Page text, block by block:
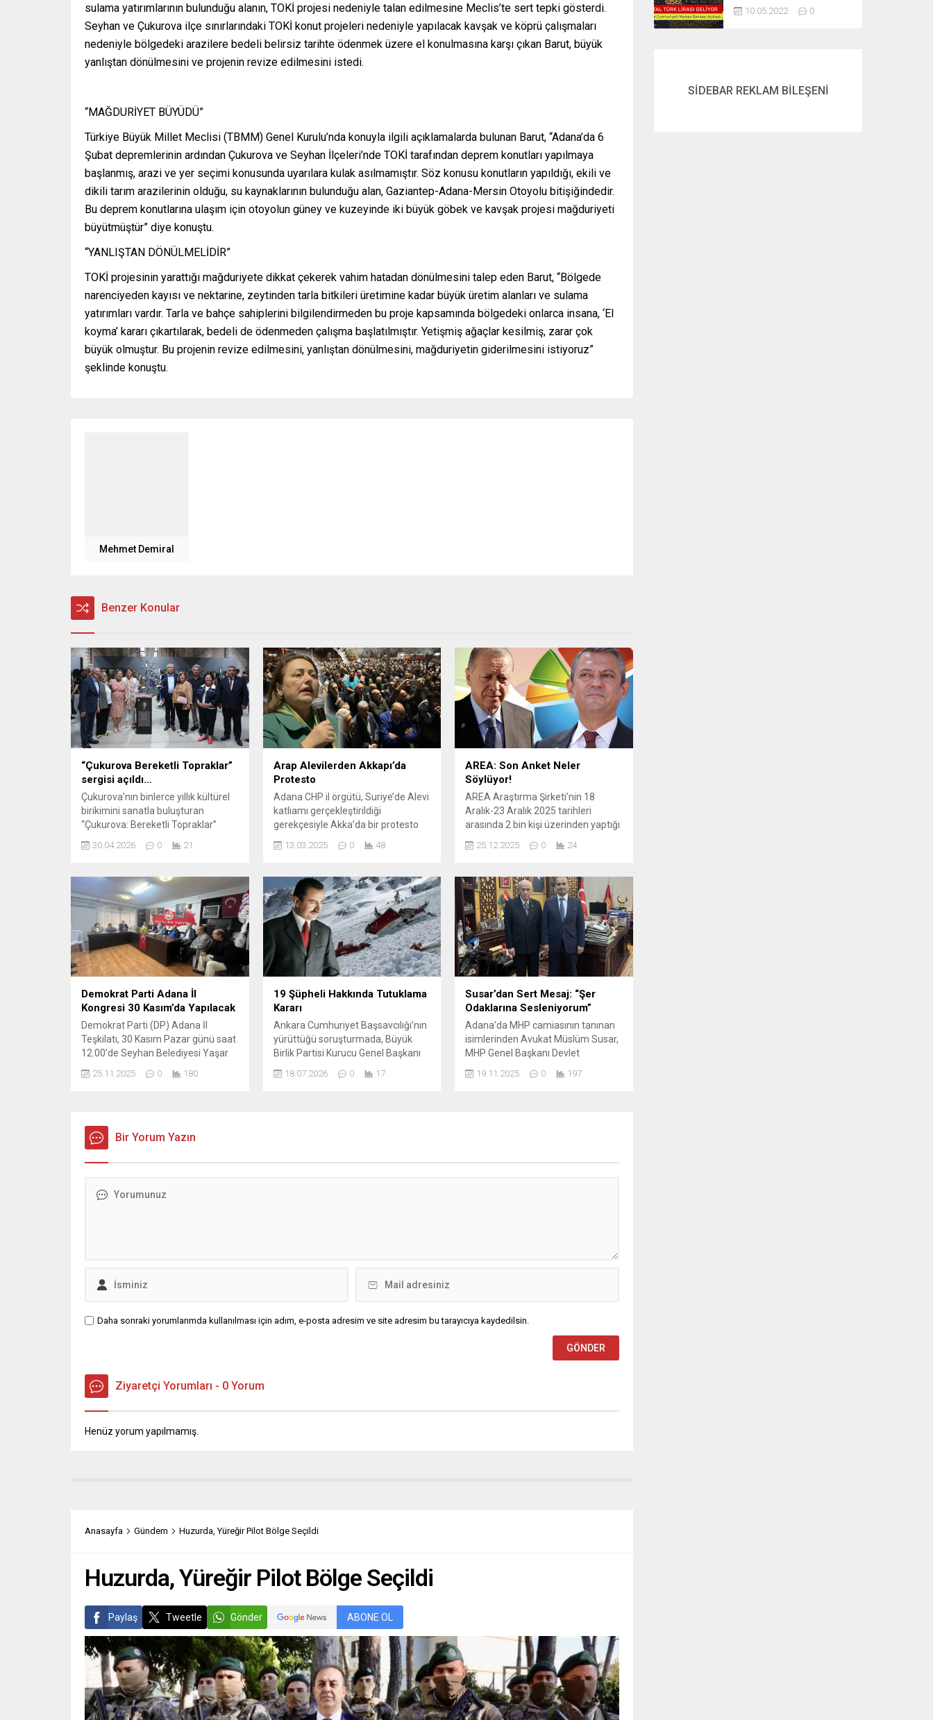
sulama yatırımlarının bulunduğu alanın, TOKİ projesi nedeniyle talan edilmesine Meclis’te sert tepki gösterdi.
Seyhan ve Çukurova ilçe sınırlarındaki TOKİ konut projeleri nedeniyle yapılacak kavşak ve köprü çalışmaları
nedeniyle bölgedeki arazilere bedeli belirsiz tarihte ödenmek üzere el konulmasına karşı çıkan Barut, büyük
yanlıştan dönülmesini ve projenin revize edilmesini istedi.
“MAĞDURİYET BÜYÜDÜ”
Türkiye Büyük Millet Meclisi (TBMM) Genel Kurulu’nda konuyla ilgili açıklamalarda bulunan Barut, “Adana’da 6
Şubat depremlerinin ardından Çukurova ve Seyhan İlçeleri’nde TOKİ tarafından deprem konutları yapılmaya
başlanmış, arazi ve yer seçimi konusunda uyarılara kulak asılmamıştır. Söz konusu konutların yapıldığı, ekili ve
dikili tarım arazilerinin olduğu, su kaynaklarının bulunduğu alan, Gaziantep-Adana-Mersin Otoyolu bitişiğindedir.
Bu deprem konutlarına ulaşım için otoyolun güney ve kuzeyinde iki büyük göbek ve kavşak projesi mağduriyeti
büyütmüştür” diye konuştu.
“YANLIŞTAN DÖNÜLMELİDİR”
TOKİ projesinin yarattığı mağduriyete dikkat çekerek vahim hatadan dönülmesini talep eden Barut, “Bölgede
narenciyeden kayısı ve nektarine, zeytinden tarla bitkileri üretimine kadar büyük üretim alanları ve sulama
yatırımları vardır. Tarla ve bahçe sahiplerini bilgilendirmeden bu proje kapsamında bölgedeki onlarca insana, ‘El
koyma’ kararı çıkartılarak, bedeli de ödenmeden çalışma başlatılmıştır. Yetişmiş ağaçlar kesilmiş, zarar çok
büyük olmuştur. Bu projenin revize edilmesini, yanlıştan dönülmesini, mağduriyetin giderilmesini istiyoruz”
şeklinde konuştu.
Mehmet Demiral
Benzer Konular
“Çukurova Bereketli Topraklar”
sergisi açıldı…
Çukurova’nın binlerce yıllık kültürel
birikimini sanatla buluşturan
“Çukurova: Bereketli Topraklar”
sanatseverlere açtı. AlarmArt ve
Belediyesi’nin 100. Yıl Çırçır Sanat
Merkezi’nde sanatseverlere
buluşan sergide, Çukurova’nın
bereketli topraklarının geçmişten
günümüze taşıdığı hikayeleri
yeniden hatırlatılıyor. AlarmArt
sanatçı topluluğunun Adana’daki ilk
sergisi olma özelliğini de...
30.04.2026 0 21
Arap Alevilerden Akkapı’da
Protesto
Adana CHP il örgütü, Suriye’de Alevi
katliamı gerçekleştirildiği
gerekçesiyle Akka’da bir protesto
Tanburoğlu, “Suriye’de
sessiz kalmıyoruz. Akkapı’da Arap
Alevi Bileşenlerinin düzenlediği
eyleme katılarak katillere ve
katliamı destekleyenlere karşı
mücadelemizi sürdüreceğimizi
haykırdık. Etkinliklere devam
edeceğiz” dedi. Milletvekili
Müzeyyen Şevkin de “Suriye’deki
katliamın durdurulması...
13.03.2025 0 48
AREA: Son Anket Neler
Söylüyor!
AREA Araştırma Şirketi’nin 18
Aralık-23 Aralık 2025 tarihleri
arasında 2 bin kişi üzerinden yaptığı
yer aldığı ortaya çıktı. Kararsızlar
tabloda şu sonuçları yer aldı: CHP
yüzde 25, AK Parti yüzde 25, DEM
Parti yüzde 7.2, İYİ Parti yüzde 6.6,
MHP yüzde 5.2,...
25.12.2025 0 24
Demokrat Parti Adana İl
Kongresi 30 Kasım’da Yapılacak
Demokrat Parti (DP) Adana İl
Teşkilatı, 30 Kasım Pazar günü saat
12.00’de Seyhan Belediyesi Yaşar
gerçekleştirilecek olan Adana İl
partililere seslenecek. DP Adana İl
Teşkilatı adına bir davet mesajı
yayınlayan İl Başkanı Mustafa
25.11.2025 0 180
19 Şüpheli Hakkında Tutuklama
Kararı
Ankara Cumhuriyet Başsavcılığı’nın
yürüttüğü soruşturmada, Büyük
Birlik Partisi Kurucu Genel Başkanı
5 kişinin 25 Mart 2009 tarihinde
gözaltına alınan 27 şüpheli,
18.07.2026 0 17
Susar’dan Sert Mesaj: “Şer
Odaklarına Sesleniyorum”
Adana’da MHP camiasının tanınan
isimlerinden Avukat Müslüm Susar,
MHP Genel Başkanı Devlet
dikkat çeken açıklamalarda
pahasına hazırım” ifadelerini
19.11.2025 0 197
Bir Yorum Yazın
Daha sonraki yorumlarımda kullanılması için adım, e-posta adresim ve site adresim bu tarayıcıya kaydedilsin.
Ziyaretçi Yorumları - 0 Yorum
Henüz yorum yapılmamış.
Anasayfa Gündem Huzurda, Yüreğir Pilot Bölge Seçildi
Huzurda, Yüreğir Pilot Bölge Seçildi
Paylaş Tweetle Gönder ABONE OL
10.05.2022 0
SİDEBAR REKLAM BİLEŞENİ